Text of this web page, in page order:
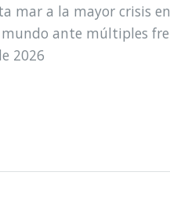
mar a la mayor crisis
ante múltiples
2026